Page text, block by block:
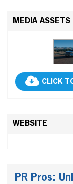
MEDIA ASSETS
CLICK
WEBSITE
PR Pros: